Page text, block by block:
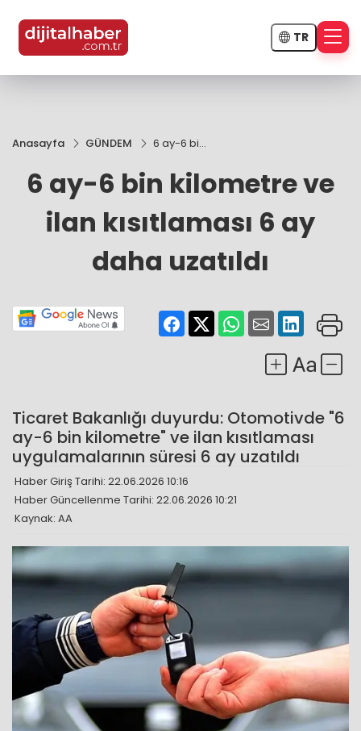
TR
Anasayfa GÜNDEM
6 ay-6 bin
ve ilan
kısıtlaması
uzatıldı
6 ay-6 bin kilometre ve
ilan kısıtlaması 6 ay
daha uzatıldı
Ticaret Bakanlığı duyurdu: Otomotivde "6
ay-6 bin kilometre" ve ilan kısıtlaması
uygulamalarının süresi 6 ay uzatıldı
Haber Giriş Tarihi: 22.06.2026 10:16
Haber Güncellenme Tarihi: 22.06.2026 10:21
Kaynak: AA